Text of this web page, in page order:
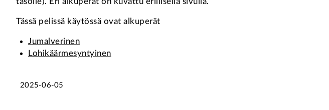
Tässä pelissä käytössä ovat alkuperät
Jumalverinen
Lohikäärmesyntyinen
2025-06-05